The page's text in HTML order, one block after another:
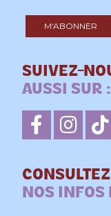
M'ABONNER
SUIVEZ-
AUSSI SUR :
CONSULTEZ
NOS INFOS